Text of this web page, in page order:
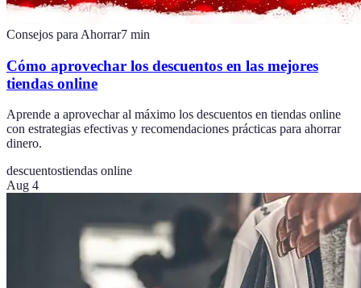
Consejos para Ahorrar7 min
Cómo aprovechar los descuentos en las mejores
tiendas online
Aprende a aprovechar al máximo los descuentos en tiendas online
con estrategias efectivas y recomendaciones prácticas para ahorrar
dinero.
descuentostiendas online
Aug 4